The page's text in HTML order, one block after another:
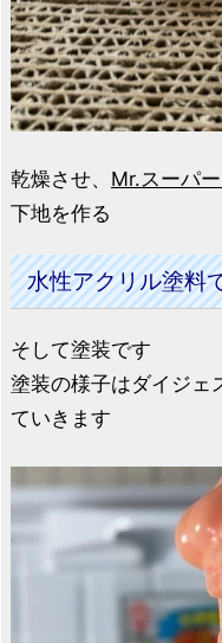
乾燥させ、 Mr.スーパ
下地を作る
水性アクリル塗料
そして塗装です
塗装の様子はダイジェ
ていきます